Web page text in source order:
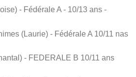
- Fédérale A - 10/13 ans -
(Laurie) - Fédérale A 10/11 nas
- FEDERALE B 10/11 ans